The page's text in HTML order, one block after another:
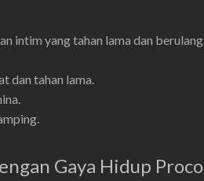
intim yang tahan lama dan berulang.
dan tahan lama.
Gaya Hidup